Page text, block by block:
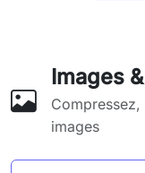
Images
images